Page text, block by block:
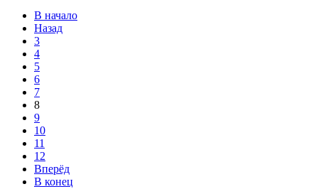
В начало
Назад
3
4
5
6
7
8
9
10
11
12
Вперёд
В конец